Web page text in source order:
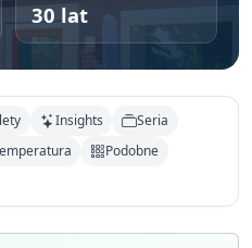
30 lat
Insights
Seria
Podobne